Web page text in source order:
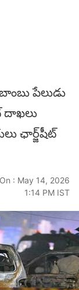
పేలుడు
దాఖలు
ఛార్జ్‌షీట్‌
: May 14, 2026
1:14 PM IST